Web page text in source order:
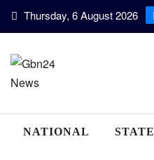
Skip Thursday, 6 August 2026
NATIONAL STATE